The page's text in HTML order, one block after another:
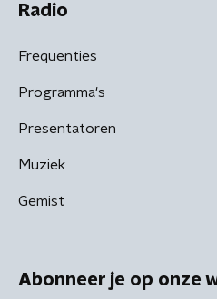
Radio
Frequenties
Programma's
Presentatoren
Muziek
Gemist
Abonneer je op onze